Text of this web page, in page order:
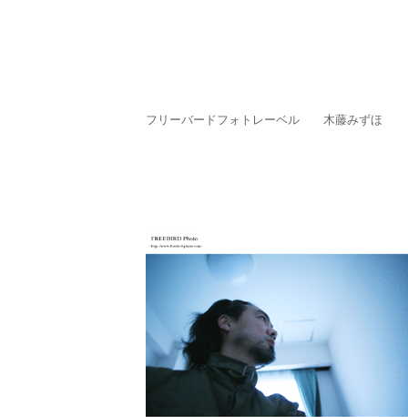
フリーバードフォトレーベル 木藤みずほ